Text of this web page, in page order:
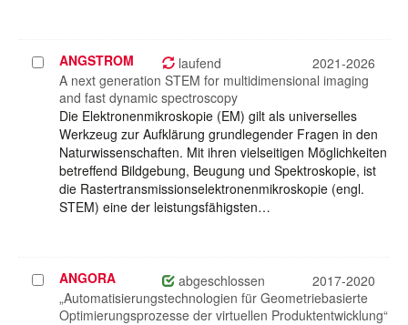
Projekt
auswählen
ANGSTROM laufend
2021-2026
A next generation STEM for multidimensional imaging
and fast dynamic spectroscopy
Die Elektronenmikroskopie (EM) gilt als universelles
Werkzeug zur Aufklärung grundlegender Fragen in den
Naturwissenschaften. Mit ihren vielseitigen Möglichkeiten
betreffend Bildgebung, Beugung und Spektroskopie, ist
die Rastertransmissionselektronenmikroskopie (engl.
STEM) eine der leistungsfähigsten…
Projekt
auswählen
ANGORA abgeschlossen
2017-2020
„Automatisierungstechnologien für Geometriebasierte
Optimierungsprozesse der virtuellen Produktentwicklung“